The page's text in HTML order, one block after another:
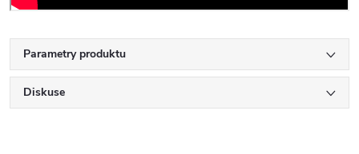
Parametry produktu
Diskuse